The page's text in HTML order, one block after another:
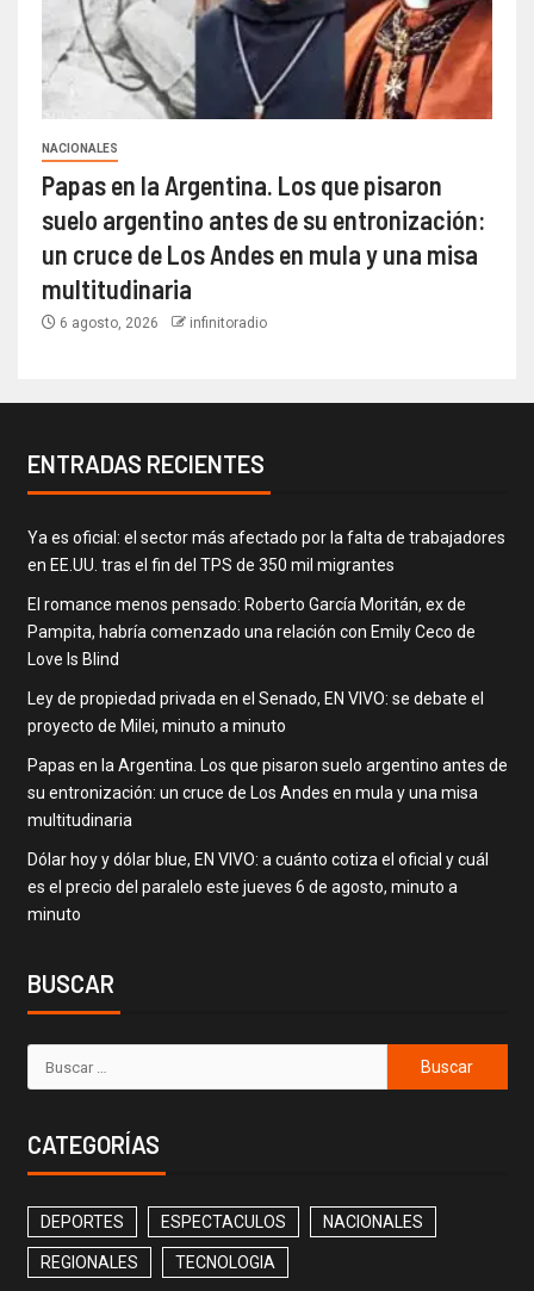
NACIONALES
Papas en la Argentina. Los que pisaron
suelo argentino antes de su entronización:
un cruce de Los Andes en mula y una misa
multitudinaria
6 agosto, 2026 infinitoradio
ENTRADAS RECIENTES
Ya es oficial: el sector más afectado por la falta de trabajadores
en EE.UU. tras el fin del TPS de 350 mil migrantes
El romance menos pensado: Roberto García Moritán, ex de
Pampita, habría comenzado una relación con Emily Ceco de
Love Is Blind
Ley de propiedad privada en el Senado, EN VIVO: se debate el
proyecto de Milei, minuto a minuto
Papas en la Argentina. Los que pisaron suelo argentino antes de
su entronización: un cruce de Los Andes en mula y una misa
multitudinaria
Dólar hoy y dólar blue, EN VIVO: a cuánto cotiza el oficial y cuál
es el precio del paralelo este jueves 6 de agosto, minuto a
minuto
BUSCAR
CATEGORÍAS
DEPORTES ESPECTACULOS NACIONALES
REGIONALES TECNOLOGIA